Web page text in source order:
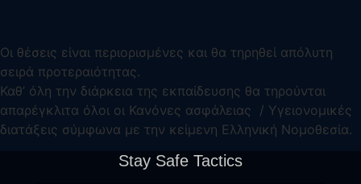
Οι θέσεις είναι περιορισμένες και θα τηρηθεί απόλυτη
σειρά προτεραιότητας.
Καθ’ όλη την διάρκεια της εκπαίδευσης θα τηρούνται
απαρέγκλιτα όλοι οι Κανόνες ασφάλειας / Υγειονομικές
διατάξεις σύμφωνα με την κείμενη Ελληνική Νομοθεσία.
Stay Safe Tactics